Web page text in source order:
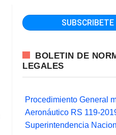
BOLETIN DE
LEGALES
Procedimiento General
Aeronáutico RS 119-
Superintendencia